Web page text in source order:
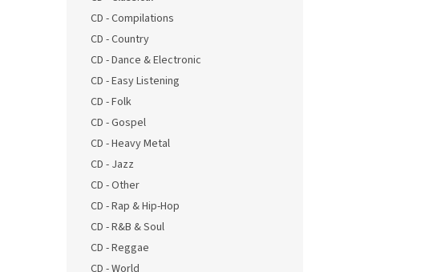
CD - Compilations
CD - Country
CD - Dance & Electronic
CD - Easy Listening
CD - Folk
CD - Gospel
CD - Heavy Metal
CD - Jazz
CD - Other
CD - Rap & Hip-Hop
CD - R&B & Soul
CD - Reggae
CD - World